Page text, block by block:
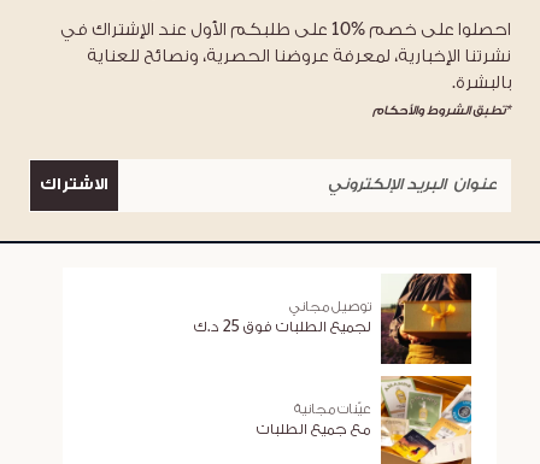
احصلوا على خصم %10 على طلبكم الأول عند الإشتراك في
نشرتنا الإخبارية، لمعرفة عروضنا الحصرية، ونصائح للعناية
بالبشرة.
*تطبق الشروط والأحكام
الاشتراك
توصيل مجاني
لجميع الطلبات فوق 25 د.ك
عيّنات مجانية
مع جميع الطلبات